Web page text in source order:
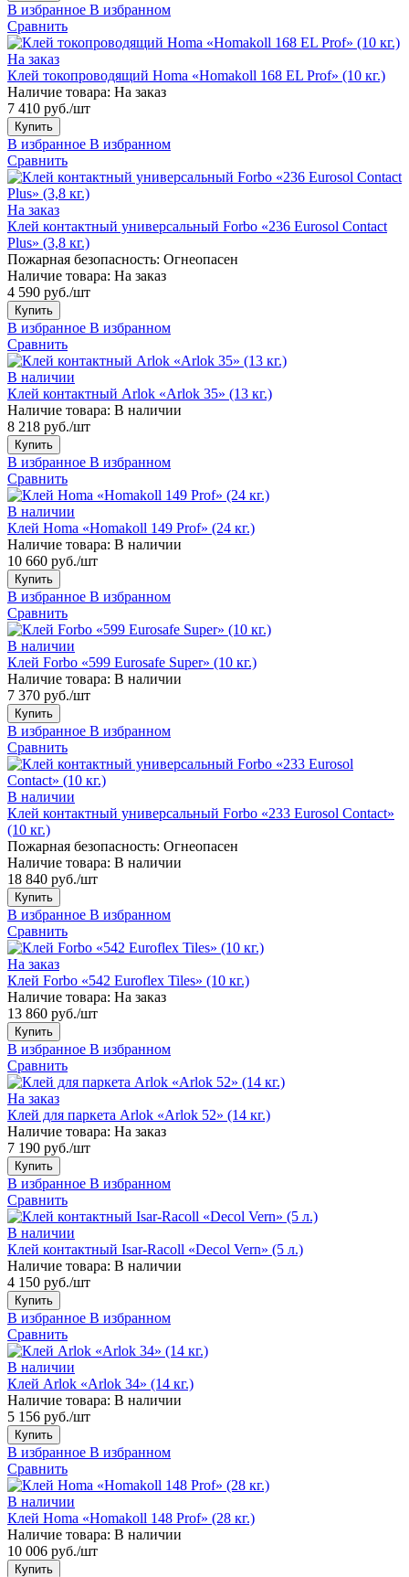
В избранное В избранном
Сравнить
На заказ
Клей токопроводящий Homa «Homakoll 168 EL Prof» (10 кг.)
Наличие товара: На заказ
7 410 руб./шт
Купить
В избранное В избранном
Сравнить
На заказ
Клей контактный универсальный Forbo «236 Eurosol Contact
Plus» (3,8 кг.)
Пожарная безопасность: Огнеопасен
Наличие товара: На заказ
4 590 руб./шт
Купить
В избранное В избранном
Сравнить
В наличии
Клей контактный Arlok «Arlok 35» (13 кг.)
Наличие товара: В наличии
8 218 руб./шт
Купить
В избранное В избранном
Сравнить
В наличии
Клей Homa «Homakoll 149 Prof» (24 кг.)
Наличие товара: В наличии
10 660 руб./шт
Купить
В избранное В избранном
Сравнить
В наличии
Клей Forbo «599 Eurosafe Super» (10 кг.)
Наличие товара: В наличии
7 370 руб./шт
Купить
В избранное В избранном
Сравнить
В наличии
Клей контактный универсальный Forbo «233 Eurosol Contact»
(10 кг.)
Пожарная безопасность: Огнеопасен
Наличие товара: В наличии
18 840 руб./шт
Купить
В избранное В избранном
Сравнить
На заказ
Клей Forbo «542 Euroflex Tiles» (10 кг.)
Наличие товара: На заказ
13 860 руб./шт
Купить
В избранное В избранном
Сравнить
На заказ
Клей для паркета Arlok «Arlok 52» (14 кг.)
Наличие товара: На заказ
7 190 руб./шт
Купить
В избранное В избранном
Сравнить
В наличии
Клей контактный Isar-Racoll «Decol Vern» (5 л.)
Наличие товара: В наличии
4 150 руб./шт
Купить
В избранное В избранном
Сравнить
В наличии
Клей Arlok «Arlok 34» (14 кг.)
Наличие товара: В наличии
5 156 руб./шт
Купить
В избранное В избранном
Сравнить
В наличии
Клей Homa «Homakoll 148 Prof» (28 кг.)
Наличие товара: В наличии
10 006 руб./шт
Купить